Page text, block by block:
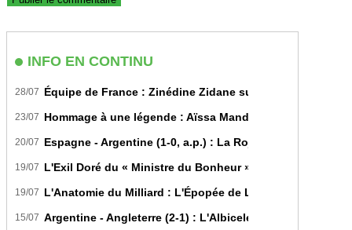
INFO EN CONTINU
28/07 Équipe de France : Zinédine Zidane succède
23/07 Hommage à une légende : Aïssa Mandi tire sa
20/07 Espagne - Argentine (1-0, a.p.) : La Roja sur le toit du
19/07 L'Exil Doré du « Ministre du Bonheur » : Dans les
19/07 L'Anatomie du Milliard : L'Épopée de Lamine Yamal du
15/07 Argentine - Angleterre (2-1) : L'Albiceleste renverse les
username
address
de
(facultatif)